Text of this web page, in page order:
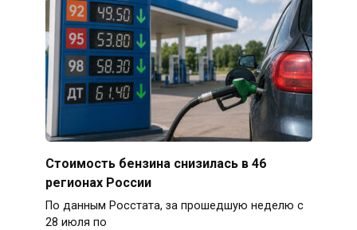
Стоимость бензина снизилась в 46
регионах России
По данным Росстата, за прошедшую неделю с
28 июля по